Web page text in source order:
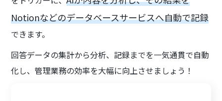
Notionなどのデータベースサービスへ自動で記録
できます。
回答データの集計から分析、記録までを一気通貫で自動
化し、管理業務の効率を大幅に向上させましょう！